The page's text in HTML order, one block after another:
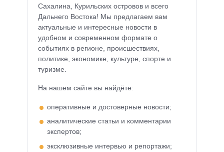
Сахалина, Курильских островов и всего
Дальнего Востока! Мы предлагаем вам
актуальные и интересные новости в
удобном и современном формате о
событиях в регионе, происшествиях,
политике, экономике, культуре, спорте и
туризме.
На нашем сайте вы найдёте:
оперативные и достоверные новости;
аналитические статьи и комментарии
экспертов;
эксклюзивные интервью и репортажи;